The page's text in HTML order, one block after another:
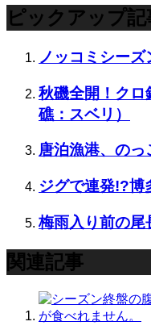
ピックアップ記
ノッコミシーズ
秋磯全開！クロ
礁：スベリ）
唐泊漁港、のっ
ジグで連発!?博
梅雨入り前の尾
関連記事